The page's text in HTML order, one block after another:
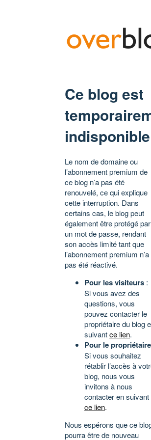
Ce blog est
indisponible
Le nom de domaine ou
l’abonnement premium de
ce blog n’a pas été
renouvelé, ce qui explique
cette interruption. Dans
certains cas, le blog peut
également être protégé par
un mot de passe, rendant
son accès limité tant que
l’abonnement premium n’a
pas été réactivé.
Pour les visiteurs :
Si vous avez des
questions, vous
pouvez contacter le
propriétaire du blog
suivantce lien.
Pour le propriétaire
Si vous souhaitez
rétablir l’accès à
blog, nous vous
invitons à nous
contacter en suivant
ce lien.
Nous espérons que ce
pourra être de nouveau